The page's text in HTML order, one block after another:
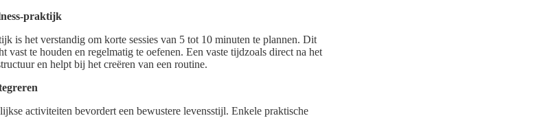
praktijk
is het verstandig om korte sessies van 5 tot 10 minuten te plannen. Dit
vast te houden en regelmatig te oefenen. Een vaste tijdzoals direct na het
en helpt bij het creëren van een routine.
activiteiten bevordert een bewustere levensstijl. Enkele praktische